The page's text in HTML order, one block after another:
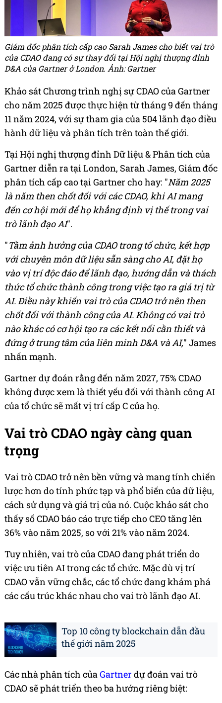
Giám đốc phân tích cấp cao Sarah James cho biết vai trò
của CDAO đang có sự thay đổi tại Hội nghị thượng đỉnh
D&A của Gartner ở London. Ảnh: Gartner
Khảo sát Chương trình nghị sự CDAO của Gartner
cho năm 2025 được thực hiện từ tháng 9 đến tháng
11 năm 2024, với sự tham gia của 504 lãnh đạo điều
hành dữ liệu và phân tích trên toàn thế giới.
Tại Hội nghị thượng đỉnh Dữ liệu & Phân tích của
Gartner diễn ra tại London, Sarah James, Giám đốc
phân tích cấp cao tại Gartner cho hay: "Năm 2025
là năm then chốt đối với các CDAO, khi AI mang
đến cơ hội mới để họ khẳng định vị thế trong vai
trò lãnh đạo AI".
"Tầm ảnh hưởng của CDAO trong tổ chức, kết hợp
với chuyên môn dữ liệu sẵn sàng cho AI, đặt họ
vào vị trí độc đáo để lãnh đạo, hướng dẫn và thách
thức tổ chức thành công trong việc tạo ra giá trị từ
AI. Điều này khiến vai trò của CDAO trở nên then
chốt đối với thành công của AI. Không có vai trò
nào khác có cơ hội tạo ra các kết nối cần thiết và
đứng ở trung tâm của liên minh D&A và AI," James
nhấn mạnh.
Gartner dự đoán rằng đến năm 2027, 75% CDAO
không được xem là thiết yếu đối với thành công AI
của tổ chức sẽ mất vị trí cấp C của họ.
Vai trò CDAO ngày càng quan
trọng
Vai trò CDAO trở nên bền vững và mang tính chiến
lược hơn do tính phức tạp và phổ biến của dữ liệu,
cách sử dụng và giá trị của nó. Cuộc khảo sát cho
thấy số CDAO báo cáo trực tiếp cho CEO tăng lên
36% vào năm 2025, so với 21% vào năm 2024.
Tuy nhiên, vai trò của CDAO đang phát triển do
việc ưu tiên AI trong các tổ chức. Mặc dù vị trí
CDAO vẫn vững chắc, các tổ chức đang khám phá
các cấu trúc khác nhau cho vai trò lãnh đạo AI.
Top 10 công ty blockchain dẫn đầu
thế giới năm 2025
Các nhà phân tích củaGartner dự đoán vai trò
CDAO sẽ phát triển theo ba hướng riêng biệt: